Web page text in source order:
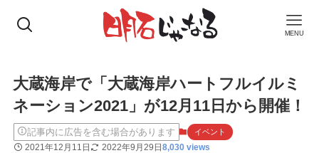
MENU
大蔵海岸で「大蔵海岸ハートフルイルミ
ネーション2021」が12月11日から開催！
記事内に広告を含む場合があります イベント
2021年12月11日 2022年9月29日8,030 views